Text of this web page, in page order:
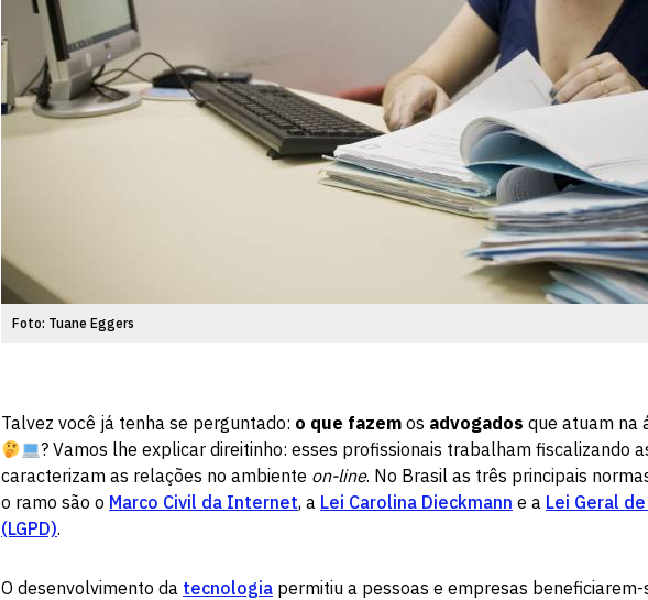
Foto: Tuane Eggers
Talvez você já tenha se perguntado: o que fazem os advogados que atuam na
? Vamos lhe explicar direitinho: esses profissionais trabalham fiscalizando
caracterizam as relações no ambiente on-line. No Brasil as três principais
o ramo são o Marco Civil da Internet, a Lei Carolina Dieckmann e a Lei Geral
(LGPD).
O desenvolvimento da tecnologia permitiu a pessoas e empresas beneficiarem-